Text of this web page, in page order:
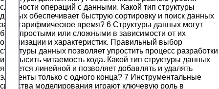
сложности операций с данными. Какой тип структуры
данных обеспечивает быструю сортировку и поиск данных
за логарифмическое время? 6 Структуры данных могут
быть простыми или сложными в зависимости от их
организации и характеристик. Правильный выбор
структуры данных позволяет упростить процесс разработки
и повысить читаемость кода. Какой тип структуры данных
является линейной и позволяет добавлять и удалять
элементы только с одного конца? 7 Инструментальные
средства моделирования играют ключевую роль в